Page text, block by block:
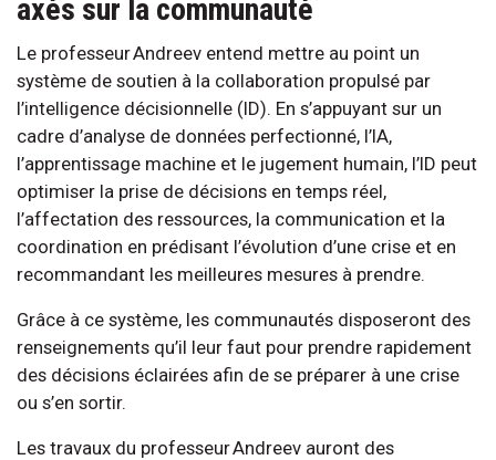
axés sur la communauté
Le professeur Andreev entend mettre au point un
système de soutien à la collaboration propulsé par
l’intelligence décisionnelle (ID). En s’appuyant sur un
cadre d’analyse de données perfectionné, l’IA,
l’apprentissage machine et le jugement humain, l’ID peut
optimiser la prise de décisions en temps réel,
l’affectation des ressources, la communication et la
coordination en prédisant l’évolution d’une crise et en
recommandant les meilleures mesures à prendre.
Grâce à ce système, les communautés disposeront des
renseignements qu’il leur faut pour prendre rapidement
des décisions éclairées afin de se préparer à une crise
ou s’en sortir.
Les travaux du professeur Andreev auront des